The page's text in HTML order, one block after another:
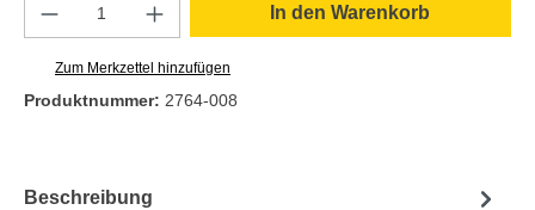
Produkt Anzahl: Gib den gewünschten
In den Warenkorb
Zum Merkzettel hinzufügen
Produktnummer: 2764-008
Beschreibung